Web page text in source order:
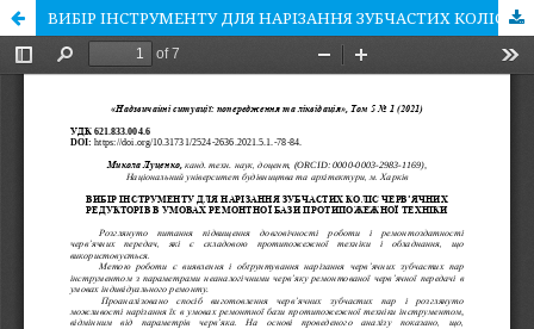
ВИБІР ІНСТРУМЕНТУ ДЛЯ НАРІЗАННЯ ЗУБЧАСТИХ КОЛІС ЧЕРВ’ЯЧНИХ РЕДУКТОРІВ В УМОВАХ РЕМОНТНОЇ БАЗИ ПРОТИПОЖЕЖНОЇ ТЕХНІКИ